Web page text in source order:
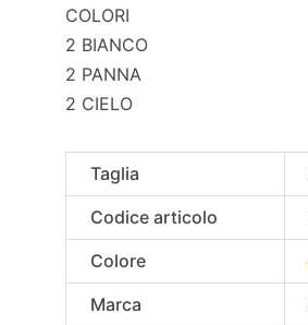
COLORI
2 BIANCO
2 PANNA
2 CIELO
Taglia
Codice articolo
Colore
Marca